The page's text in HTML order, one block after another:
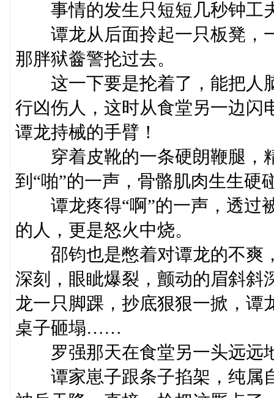
事情的发生只短短几秒钟工
谭龙从后面拎起一只板凳，
那胖狱齤警抡过去。
这一下要是抡着了，能把人
行凶伤人，这时从食堂另一边闪
谭龙持械的手臂！
穿着皮靴的一条硬朗鞭腿，
到“啪”的一声，骨骼肌肉生生硬
谭龙疼得“啊”的一声，透过
的人，更是怒火中烧。
邵钧也是憋着对谭龙的不爽
深刻，眼眦爆裂，颤动的眉斜斜
龙一只脚踝，抄底狠狠一掀，谭
桌子砸塌……
罗强那天在食堂另一头远远
谭家崽子跟条子掐架，纯属